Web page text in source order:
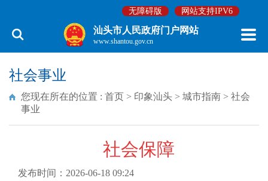
无障碍版 网站支持IPV6
汕头市人民政府门户网站
www.shantou.gov.cn
社会事业
您现在所在的位置 : 首页 > 印象汕头 > 城市指南 > 社会
事业
社会保障
发布时间：2026-06-18 09:24